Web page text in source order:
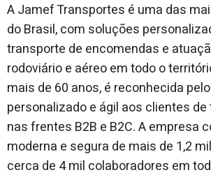
A Jamef Transportes é uma das
do Brasil, com soluções
transporte de encomendas e
rodoviário e aéreo em todo o
mais de 60 anos, é reconhecida
personalizado e ágil aos clientes
nas frentes B2B e B2C. A empresa
moderna e segura de mais de 1,2
cerca de 4 mil colaboradores em